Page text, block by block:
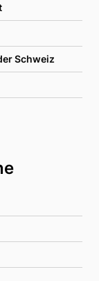
Schweiz